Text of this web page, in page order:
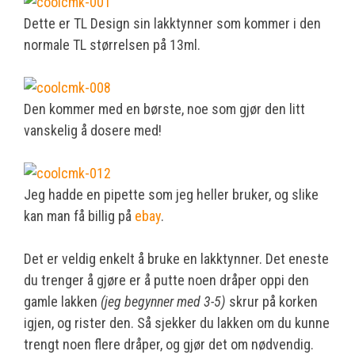
Dette er TL Design sin lakktynner som kommer i den
normale TL størrelsen på 13ml.
Den kommer med en børste, noe som gjør den litt
vanskelig å dosere med!
Jeg hadde en pipette som jeg heller bruker, og slike
kan man få billig på ebay.
Det er veldig enkelt å bruke en lakktynner. Det eneste
du trenger å gjøre er å putte noen dråper oppi den
gamle lakken (jeg begynner med 3-5) skrur på korken
igjen, og rister den. Så sjekker du lakken om du kunne
trengt noen flere dråper, og gjør det om nødvendig.